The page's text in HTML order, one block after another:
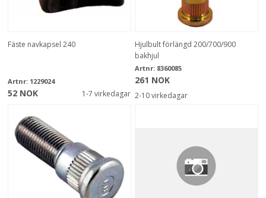
Fäste navkapsel 240
Artnr: 1229024
52 NOK 1-7 virkedagar
Hjulbult förlängd 200/700/900
bakhjul
Artnr: 8360085
261 NOK
2-10 virkedagar